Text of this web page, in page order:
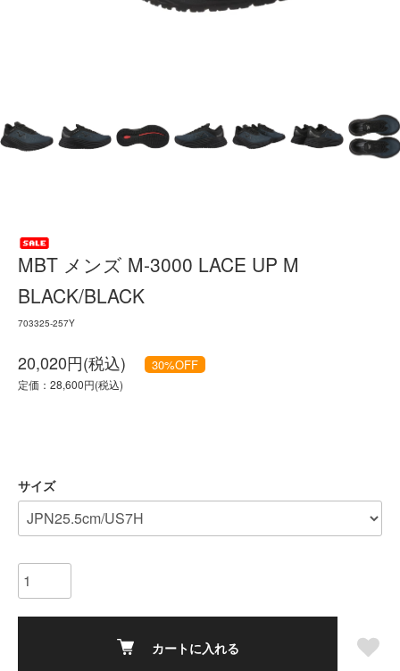
MBT メンズ M-3000 LACE UP M
BLACK/BLACK
703325-257Y
20,020円(税込) 30%OFF
定価：28,600円(税込)
サイズ
カートに入れる